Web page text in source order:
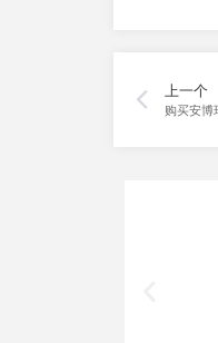
上一个
购买安博